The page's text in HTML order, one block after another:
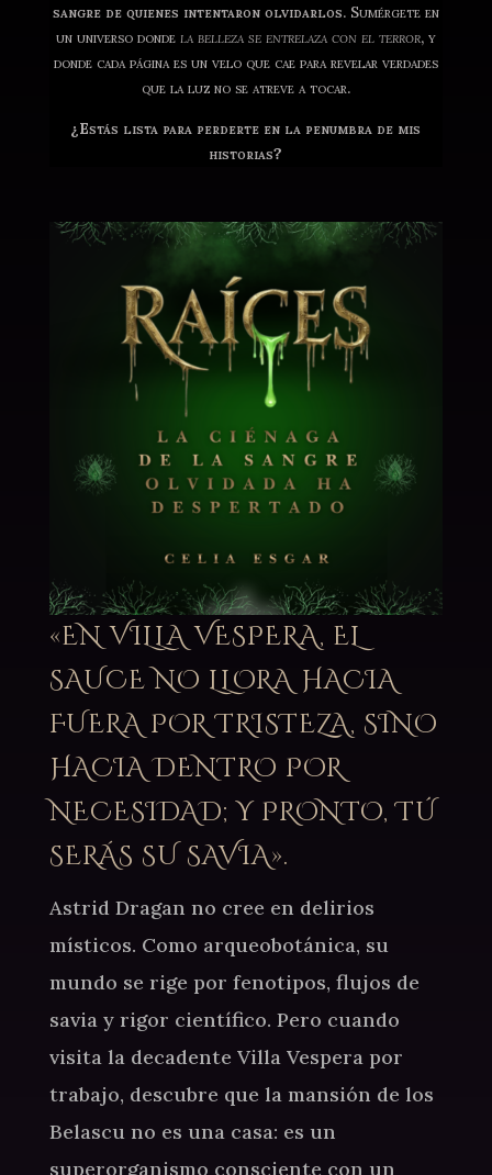
sangre de quienes intentaron olvidarlos. Sumérgete en
un universo donde la belleza se entrelaza con el terror, y
donde cada página es un velo que cae para revelar verdades
que la luz no se atreve a tocar.
¿Estás lista para perderte en la penumbra de mis
historias?
«EN VILLA VESPERA, EL
SAUCE NO LLORA HACIA
FUERA POR TRISTEZA, SINO
HACIA DENTRO POR
NECESIDAD; Y PRONTO, TÚ
SERÁS SU SAVIA».
Astrid Dragan no cree en delirios
místicos. Como arqueobotánica, su
mundo se rige por fenotipos, flujos de
savia y rigor científico. Pero cuando
visita la decadente Villa Vespera por
trabajo, descubre que la mansión de los
Belascu no es una casa: es un
superorganismo consciente con un